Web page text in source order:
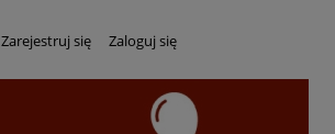
Zarejestruj się Zaloguj się